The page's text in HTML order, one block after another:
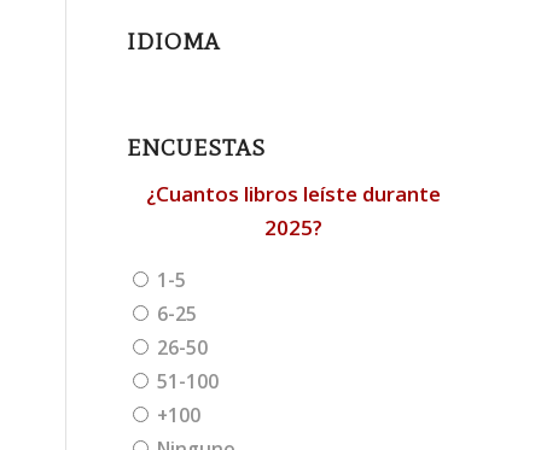
IDIOMA
ENCUESTAS
¿Cuantos libros leíste durante
2025?
1-5
6-25
26-50
51-100
+100